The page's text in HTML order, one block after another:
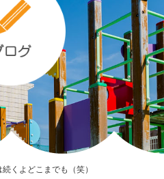
は
くよどこまでも（笑）